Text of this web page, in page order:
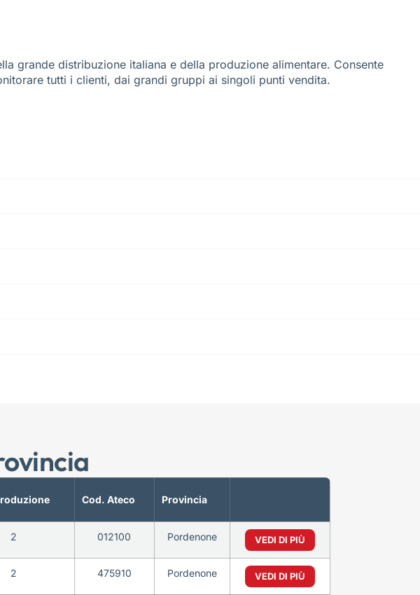
grande distribuzione italiana e della produzione alimentare. Consente
tutti i clienti, dai grandi gruppi ai singoli punti vendita.
Cod. Ateco Provincia
2 012100 Pordenone VEDI DI PIÙ
2 475910 Pordenone VEDI DI PIÙ